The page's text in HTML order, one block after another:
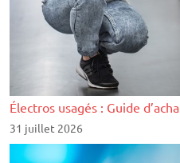
Électros usagés : Guide
31 juillet 2026